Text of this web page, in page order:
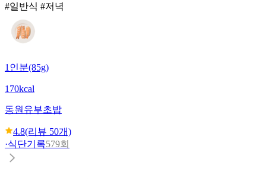
#일반식 #저녁
1인분(85g)
170kcal
동원 유부초밥
4.8(리뷰 50개)
·식단기록579회